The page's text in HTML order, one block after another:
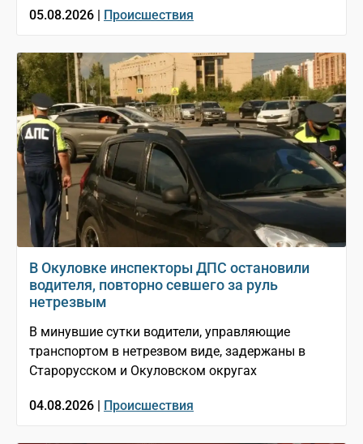
05.08.2026 | Происшествия
В Окуловке инспекторы ДПС остановили
водителя, повторно севшего за руль
нетрезвым
В минувшие сутки водители, управляющие
транспортом в нетрезвом виде, задержаны в
Старорусском и Окуловском округах
04.08.2026 | Происшествия